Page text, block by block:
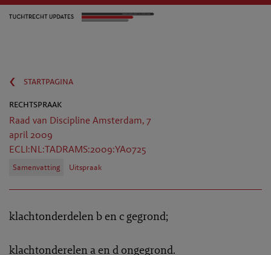
‹
startpagina
rechtspraak
Raad van Discipline Amsterdam, 7
april 2009
ECLI:NL:TADRAMS:2009:YA0725
Samenvatting Uitspraak
klachtonderdelen b en c gegrond;
klachtonderelen a en d ongegrond.